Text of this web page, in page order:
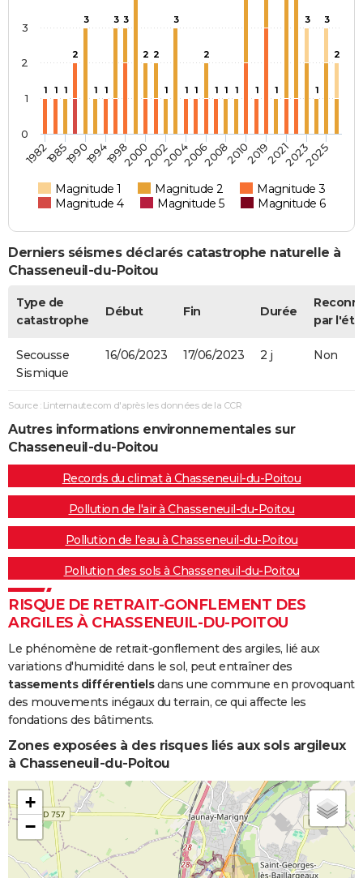
1 1 1
2
3
1 1
3 3
2 2
1
3
1 1
2
1 1 1 1 1
3
1
3
2
Magnitude 1 Magnitude 2
Magnitude 3
Magnitude 4
Magnitude 5 Magnitude 6
198219851990199419982000200220042006200820102019202120232025
0
1
2
3
Derniers séismes déclarés catastrophe naturelle à
Chasseneuil-du-Poitou
Type de
catastrophe
Début Fin Durée
par
Secousse
Sismique
16/06/2023 17/06/2023 2 j Non
Source : Linternaute.com d'après les données de la CCR
Autres informations environnementales sur
Chasseneuil-du-Poitou
Records du climat à Chasseneuil-du-Poitou
Pollution de l'air à Chasseneuil-du-Poitou
Pollution de l'eau à Chasseneuil-du-Poitou
Pollution des sols à Chasseneuil-du-Poitou
RISQUE DE RETRAIT-GONFLEMENT DES
ARGILES À CHASSENEUIL-DU-POITOU
Le phénomène de retrait-gonflement des argiles, lié aux
variations d'humidité dans le sol, peut entraîner des
tassements différentielsdans une commune en provoquant
des mouvements inégaux du terrain, ce qui affecte les
fondations des bâtiments.
Zones exposées à des risques liés aux sols argileux
à Chasseneuil-du-Poitou
+
−